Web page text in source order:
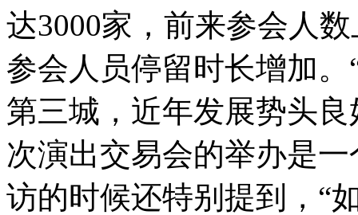
达3000家，前来参会人
参会人员停留时长增加
第三城，近年发展势头
次演出交易会的举办是
访的时候还特别提到，“